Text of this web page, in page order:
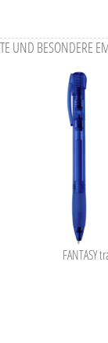
UND BESONDERE
FANTASY